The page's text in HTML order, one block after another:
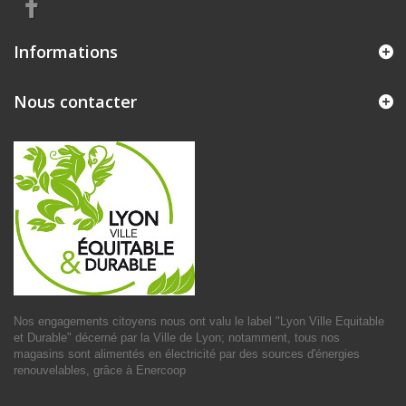
Informations
Nous contacter
Nos engagements citoyens nous ont valu le label " Lyon Ville Equitable
et Durable" décerné par la Ville de Lyon; notamment, tous nos
magasins sont alimentés en électricité par des sources d'énergies
renouvelables, grâce à Enercoop